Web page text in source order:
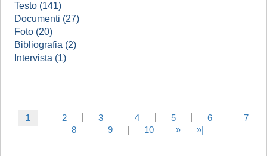
Testo (141)
Documenti (27)
Foto (20)
Bibliografia (2)
Intervista (1)
1 2 3 4 5 6
7
8
9 10 » »|